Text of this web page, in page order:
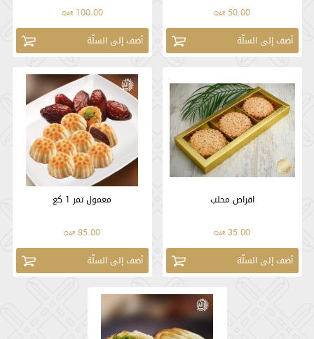
50.00
QAR
أضف إلى السلّة
100.00
QAR
أضف إلى السلّة
اقراص محلب
35.00
QAR
أضف إلى السلّة
معمول تمر 1 كغ
85.00
QAR
أضف إلى السلّة